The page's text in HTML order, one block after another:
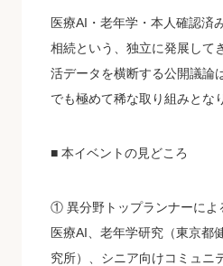
医療AI・老年学・本人確認済
相続という、独立に発展して
活データを横断する公開議論
でも極めて稀な取り組みとな
■ 本イベントの見どころ
① 異分野トップランナーによ
医療AI、老年学研究（東京都
究所）、シニア向けコミュニ